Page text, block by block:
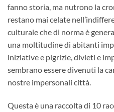
fanno storia, ma nutrono la
restano mai celate
culturale che di norma è
una moltitudine di abitanti
iniziative e pigrizie, divieti e
sembrano essere divenuti la
nostre impersonali città.
Questa è una raccolta di 10